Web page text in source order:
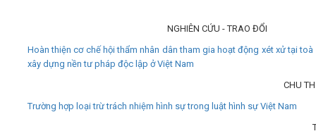
NGHIÊN CỨU - TRAO ĐỔI
Hoàn thiện cơ chế hội thẩm nhân dân tham gia hoạt động xét xử tại
xây dựng nền tư pháp độc lập ở Việt Nam
CHU
Trường hợp loại trừ trách nhiệm hình sự trong luật hình sự Việt Nam